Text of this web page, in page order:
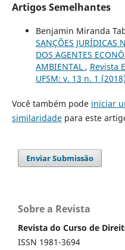
Artigos Semelhantes
Benjamin Miranda
SANÇÕES JURÍDICAS
DOS AGENTES
AMBIENTAL , Revista
UFSM: v. 13 n. 1 (2018)
Você também pode iniciar
similaridadepara este
Enviar Submissão
Sobre a Revista
Revista do Curso de
ISSN 1981-3694